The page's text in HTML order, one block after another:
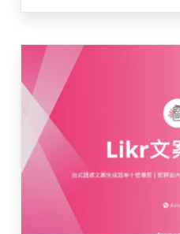
語氣 × 專屬知識 × 專
決方案，讓 AI 不只是
牌、推薦商品、推進
時不請假、會學習的數